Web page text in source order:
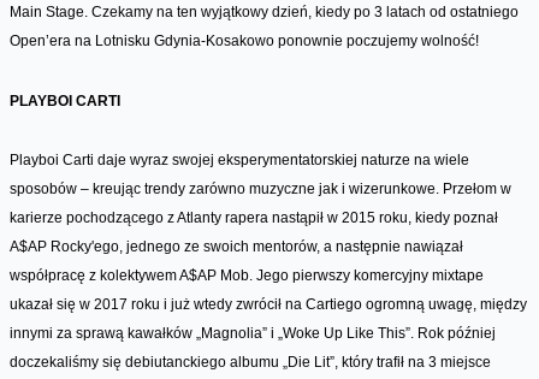
Main Stage. Czekamy na ten wyjątkowy dzień, kiedy po 3 latach od ostatniego
Open’era na Lotnisku Gdynia-Kosakowo ponownie poczujemy wolność!
PLAYBOI CARTI
Playboi Carti daje wyraz swojej eksperymentatorskiej naturze na wiele
sposobów – kreując trendy zarówno muzyczne jak i wizerunkowe. Przełom w
karierze pochodzącego z Atlanty rapera nastąpił w 2015 roku, kiedy poznał
A$AP Rocky'ego, jednego ze swoich mentorów, a następnie nawiązał
współpracę z kolektywem A$AP Mob. Jego pierwszy komercyjny mixtape
ukazał się w 2017 roku i już wtedy zwrócił na Cartiego ogromną uwagę, między
innymi za sprawą kawałków „Magnolia” i „Woke Up Like This”. Rok później
doczekaliśmy się debiutanckiego albumu „Die Lit”, który trafił na 3 miejsce